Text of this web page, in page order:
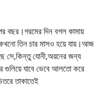
বছর।গরমের দিন বগল কামায়
তিন চার মাসও হয়ে যায়।আজ
সে,কিন্তু যোনী,অয়নের জন্য
গুলিয়ে যাবে ভেবে আলতো করে
তাকাতেই